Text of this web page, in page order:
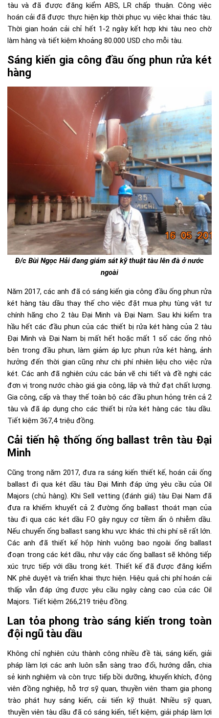
tàu và đã được đăng kiểm ABS, LR chấp thuận. Công việc
hoán cải đã được thực hiện kịp thời phục vụ việc khai thác tàu.
Thời gian hoán cải chỉ hết 1-2 ngày kết hợp khi tàu neo chờ
làm hàng và tiết kiệm khoảng 80.000 USD cho mỗi tàu.
Sáng kiến gia công đầu ống phun rửa két
hàng
Đ/c Bùi Ngọc Hải đang giám sát kỹ thuật tàu lên đà ở nước
ngoài
Năm 2017, các anh đã có sáng kiến gia công đầu ống phun rửa
két hàng tàu dầu thay thế cho việc đặt mua phụ tùng vật tư
chính hãng cho 2 tàu Đại Minh và Đại Nam. Sau khi kiểm tra
hầu hết các đầu phun của các thiết bị rửa két hàng của 2 tàu
Đại Minh và Đại Nam bị mất hết hoặc mất 1 số các ống nhỏ
bên trong đầu phun, làm giảm áp lực phun rửa két hàng, ảnh
hưởng đến thời gian cũng như chi phí nhiên liệu cho việc rửa
két. Các anh đã nghiên cứu các bản vẽ chi tiết và đề nghị các
đơn vị trong nước chào giá gia công, lắp và thử đạt chất lượng.
Gia công, cấp và thay thế toàn bộ các đầu phun hỏng trên cả 2
tàu và đã áp dụng cho các thiết bị rửa két hàng các tàu dầu.
Tiết kiệm 367,4 triệu đồng.
Cải tiến hệ thống ống ballast trên tàu Đại
Minh
Cũng trong năm 2017, đưa ra sáng kiến thiết kế, hoán cải ống
ballast đi qua két dầu tàu Đại Minh đáp ứng yêu cầu của Oil
Majors (chủ hàng). Khi Sell vetting (đánh giá) tàu Đại Nam đã
đưa ra khiếm khuyết cả 2 đường ống ballast thoát mạn của
tàu đi qua các két dầu FO gây nguy cơ tiềm ẩn ô nhiễm dầu.
Nếu chuyển ống ballast sang khu vực khác thì chi phí sẽ rất lớn.
Các anh đã thiết kế hộp hình vuông bao ngoài ống ballast
đoạn trong các két dầu, như vậy các ống ballast sẽ không tiếp
xúc trực tiếp với dầu trong két. Thiết kế đã được đăng kiểm
NK phê duyệt và triển khai thực hiện. Hiệu quả chi phí hoán cải
thấp vẫn đáp ứng được yêu cầu ngày càng cao của các Oil
Majors. Tiết kiệm 266,219 triệu đồng.
Lan tỏa phong trào sáng kiến trong toàn
đội ngũ tàu dầu
Không chỉ nghiên cứu thành công nhiều đề tài, sáng kiến, giải
pháp làm lợi các anh luôn sẵn sàng trao đổi, hướng dẫn, chia
sẻ kinh nghiệm và còn trực tiếp bồi dưỡng, khuyến khích, động
viên đồng nghiệp, hỗ trợ sỹ quan, thuyền viên tham gia phong
trào phát huy sáng kiến, cải tiến kỹ thuật. Nhiều sỹ quan,
thuyền viên tàu dầu đã có sáng kiến, tiết kiệm, giải pháp làm lợi